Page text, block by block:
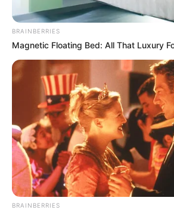
BRAINBERRIES
Magnetic Floating Bed: All That Luxury
BRAINBERRIES